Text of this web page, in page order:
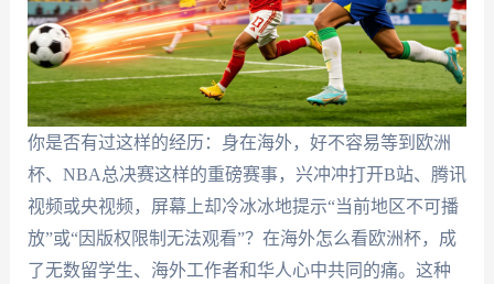
你是否有过这样的经历：身在海外，好不容易等到欧洲
杯、NBA总决赛这样的重磅赛事，兴冲冲打开B站、腾讯
视频或央视频，屏幕上却冷冰冰地提示“当前地区不可播
放”或“因版权限制无法观看”？在海外怎么看欧洲杯，成
了无数留学生、海外工作者和华人心中共同的痛。这种